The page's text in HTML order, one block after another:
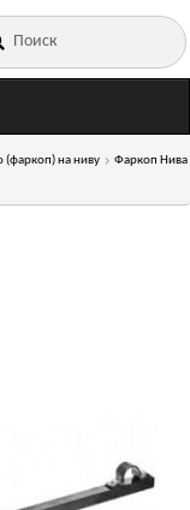
(фаркоп) на ниву
Фаркоп Нива